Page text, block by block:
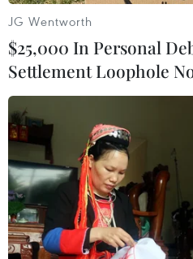
Mỹ cam kết chi 55 tỷ
JG Wentworth
$25,000 In Personal
Settlement Loophole